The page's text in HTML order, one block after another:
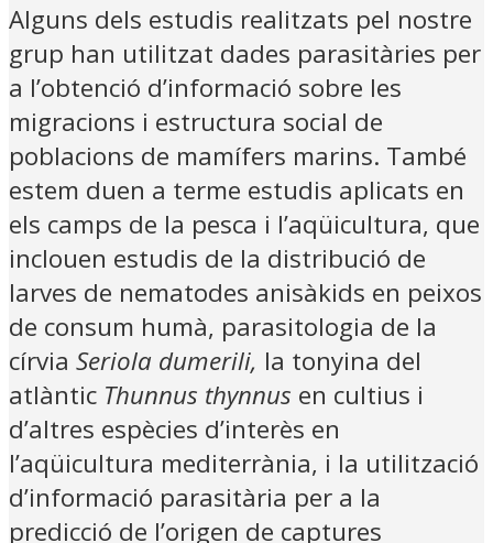
Alguns dels estudis realitzats pel nostre
grup han utilitzat dades parasitàries per
a l’obtenció d’informació sobre les
migracions i estructura social de
poblacions de mamífers marins. També
estem duen a terme estudis aplicats en
els camps de la pesca i l’aqüicultura, que
inclouen estudis de la distribució de
larves de nematodes anisàkids en peixos
de consum humà, parasitologia de la
círvia Seriola dumerili, la tonyina del
atlàntic Thunnus thynnus en cultius i
d’altres espècies d’interès en
l’aqüicultura mediterrània, i la utilització
d’informació parasitària per a la
predicció de l’origen de captures